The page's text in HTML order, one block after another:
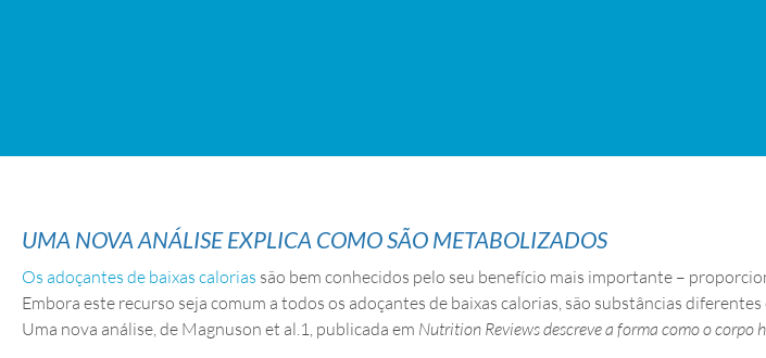
UMA NOVA ANÁLISE EXPLICA COMO SÃO METABOLIZADOS
Os adoçantes de baixas calorias são bem conhecidos pelo seu benefício mais importante –
Embora este recurso seja comum a todos os adoçantes de baixas calorias, são substâncias
Uma nova análise, de Magnuson et al.1, publicada em Nutrition Reviews descreve a forma como o corpo